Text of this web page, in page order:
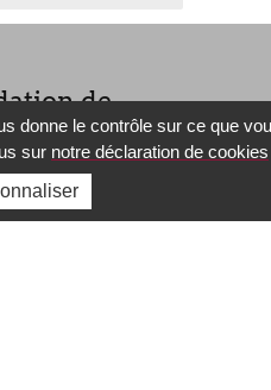
de
donne le contrôle sur ce que
sur notre déclaration de cookies